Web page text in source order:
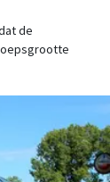
de